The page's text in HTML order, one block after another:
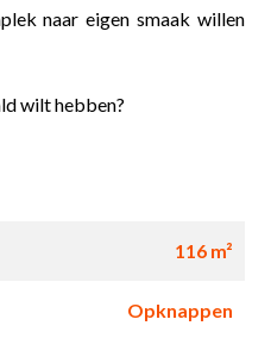
naar eigen smaak willen
wilt hebben?
116 m²
Opknappen